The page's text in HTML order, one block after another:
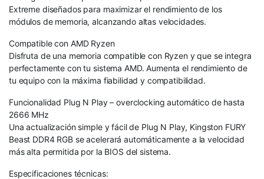
Extreme diseñados para maximizar el rendimiento de los
módulos de memoria, alcanzando altas velocidades.
Compatible con AMD Ryzen
Disfruta de una memoria compatible con Ryzen y que se integra
perfectamente con tu sistema AMD. Aumenta el rendimiento de
tu equipo con la máxima fiabilidad y compatibilidad.
Funcionalidad Plug N Play – overclocking automático de hasta
2666 MHz
Una actualización simple y fácil de Plug N Play, Kingston FURY
Beast DDR4 RGB se acelerará automáticamente a la velocidad
más alta permitida por la BIOS del sistema.
Especificaciones técnicas: